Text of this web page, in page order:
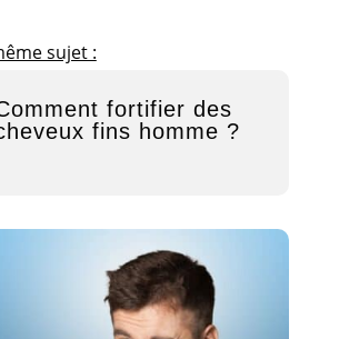
sujet :
fortifier des
fins homme ?